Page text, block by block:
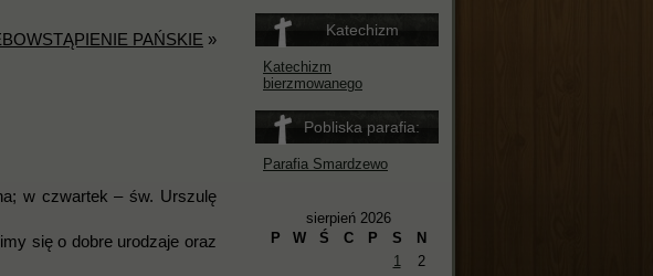
PAŃSKIE »
w czwartek – św. Urszulę
się o dobre urodzaje oraz
Katechizm
Katechizm
bierzmowanego
Pobliska parafia:
Parafia Smardzewo
sierpień 2026
P
W Ś C P S N
1
2